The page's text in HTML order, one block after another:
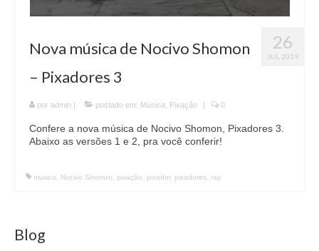
26
JUL 2019
Nova música de Nocivo Shomon
– Pixadores 3
por admin | postado em: Música Pixação | 0
Confere a nova música de Nocivo Shomon, Pixadores 3.
Abaixo as versões 1 e 2, pra você conferir!
musica Nocivo Shomon pixação pixador, pixadores rap
Blog